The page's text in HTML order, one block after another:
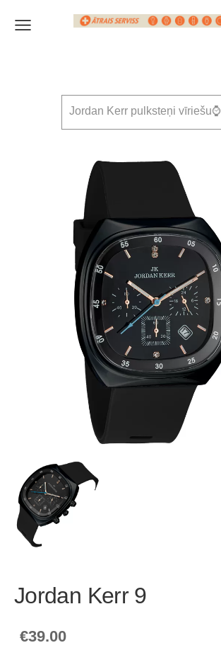
Jordan Kerr pulksteņi vīriešu⌚
Jordan Kerr 9
€39.00